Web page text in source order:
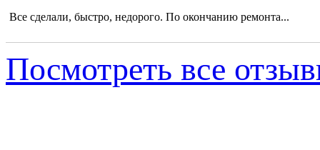
Все сделали, быстро, недорого. По окончанию ремонта...
Посмотреть все